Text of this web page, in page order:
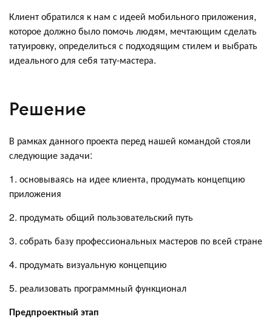
Клиент обратился к нам с идеей мобильного приложения,
которое должно было помочь людям, мечтающим сделать
татуировку, определиться с подходящим стилем и выбрать
идеального для себя тату-мастера.
Решение
В рамках данного проекта перед нашей командой стояли
следующие задачи:
1. основываясь на идее клиента, продумать концепцию
приложения
2. продумать общий пользовательский путь
3. собрать базу профессиональных мастеров по всей стране
4. продумать визуальную концепцию
5. реализовать программный функционал
Предпроектный этап